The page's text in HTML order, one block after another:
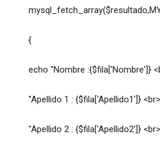
{
echo "Nombre :{$fila['Nombre']}
"Apellido 1 : {$fila['Apellido1']}
"Apellido 2 : {$fila['Apellido2']}